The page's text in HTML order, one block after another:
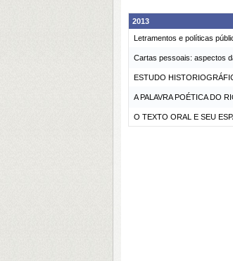
2013
Letramentos e políticas
Cartas pessoais: aspectos
ESTUDO
A PALAVRA POÉTICA DO
O TEXTO ORAL E SEU